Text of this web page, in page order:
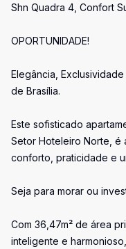
Shn Quadra 4, Confort
OPORTUNIDADE!
Elegância,
de Brasília.
Este sofisticado
Setor Hoteleiro Norte, é
conforto, praticidade e
Seja para morar ou
Com 36,47m² de área
inteligente e